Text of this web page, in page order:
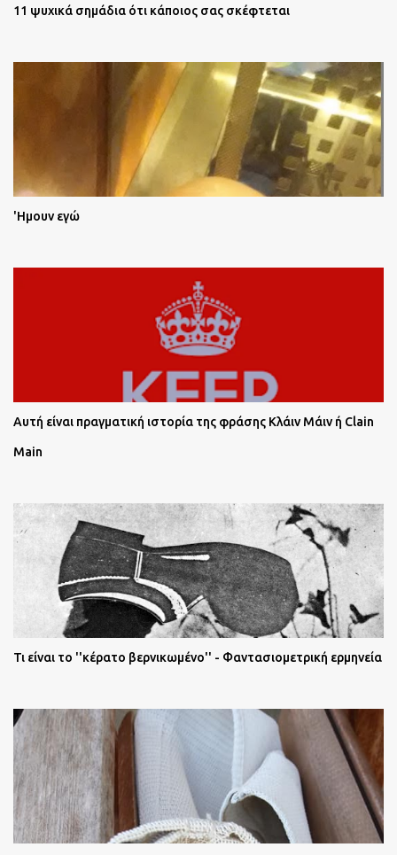
11 ψυχικά σημάδια ότι κάποιος σας σκέφτεται
'Ημουν εγώ
Αυτή είναι πραγματική ιστορία της φράσης Κλάιν Μάιν ή Clain
Main
Τι είναι το ''κέρατο βερνικωμένο'' - Φαντασιομετρική ερμηνεία